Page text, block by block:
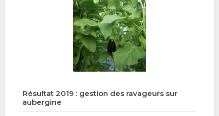
Résultat 2019 : gestion des ravageurs sur
aubergine